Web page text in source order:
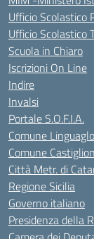
Ufficio Scolastico
Ufficio Scolastico
Scuola in Chiaro
Iscrizioni On Line
Indire
Invalsi
Portale S.O.F.I.A.
Comune
Comune
Città Metr. di
Regione Sicilia
Governo italiano
Presidenza della